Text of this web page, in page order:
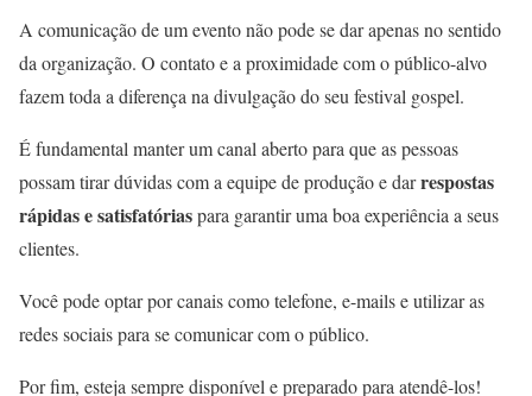
A comunicação de um evento não pode se dar apenas no sentido
da organização. O contato e a proximidade com o público-alvo
fazem toda a diferença na divulgação do seu festival gospel.
É fundamental manter um canal aberto para que as pessoas
possam tirar dúvidas com a equipe de produção e darrespostas
rápidas e satisfatóriaspara garantir uma boa experiência a seus
clientes.
Você pode optar por canais como telefone, e-mails e utilizar as
redes sociais para se comunicar com o público.
Por fim, esteja sempre disponível e preparado para atendê-los!